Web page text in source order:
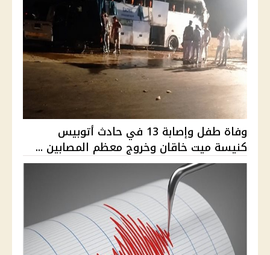
وفاة طفل وإصابة 13 في حادث أتوبيس
كنيسة ميت خاقان وخروج معظم المصابين ...